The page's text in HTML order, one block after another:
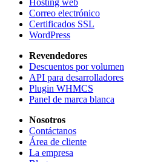
Correo electrónico
Certificados SSL
WordPress
Revendedores
Descuentos por volumen
API para desarrolladores
Plugin WHMCS
Panel de marca blanca
Nosotros
Contáctanos
Área de cliente
La empresa